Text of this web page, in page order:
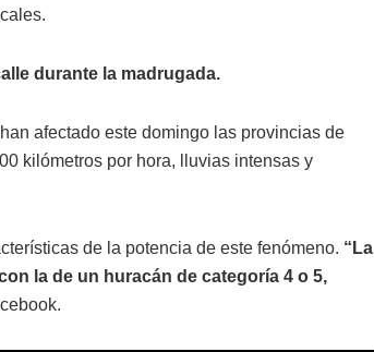
durante la madrugada.
afectado este domingo las provincias de
kilómetros por hora, lluvias intensas y
de la potencia de este fenómeno. “La
la de un huracán de categoría 4 o 5,